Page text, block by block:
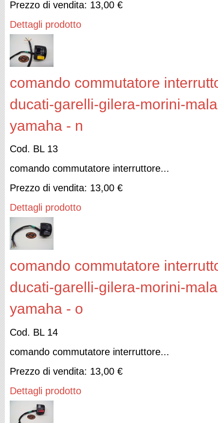
Prezzo di vendita: 13,00 €
Dettagli prodotto
comando commutatore
ducati-garelli-gilera-morini-
yamaha - n
Cod. BL 13
comando commutatore interruttore...
Prezzo di vendita: 13,00 €
Dettagli prodotto
comando commutatore
ducati-garelli-gilera-morini-
yamaha - o
Cod. BL 14
comando commutatore interruttore...
Prezzo di vendita: 13,00 €
Dettagli prodotto